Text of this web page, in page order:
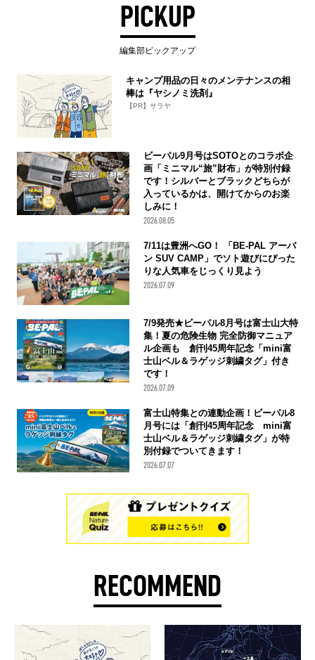
PICKUP
編集部ピックアップ
キャンプ用品の日々のメンテナンスの相
棒は『ヤシノミ洗剤』
【PR】サラヤ
ビーパル9月号はSOTOとのコラボ企
画「ミニマル“旅”財布」が特別付録
です！シルバーとブラックどちらが
入っているかは、開けてからのお楽
しみに！
2026.08.05
7/11は豊洲へGO！ 「BE-PAL アーバ
ン SUV CAMP」でソト遊びにぴった
りな人気車をじっくり見よう
2026.07.09
7/9発売★ビーパル8月号は富士山大特
集！夏の危険生物 完全防御マニュア
ル企画も 創刊45周年記念「mini富
士山ベル＆ラゲッジ刺繍タグ」付き
です！
2026.07.09
富士山特集との連動企画！ビーパル8
月号には「創刊45周年記念 mini富
士山ベル＆ラゲッジ刺繍タグ」が特
別付録でついてきます！
2026.07.07
RECOMMEND